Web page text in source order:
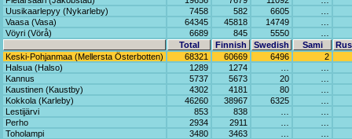
Uusikaarlepyy (Nykarleby)
7458 582 6605
Vaasa (Vasa)
64345 45818 14749
Vöyri (Vörå)
6689 845 5550
Total
Finnish Swedish Sami
Keski-Pohjanmaa (Mellersta Österbotten)
68321 60669 6496
2
Halsua (Halso)
1289 1274
Kannus
5737 5673 20
Kaustinen (Kaustby)
4302 4181 80
Kokkola (Karleby)
46260 38967 6325
Lestijärvi
853 838
Perho
2934 2911
Toholampi
3480 3463